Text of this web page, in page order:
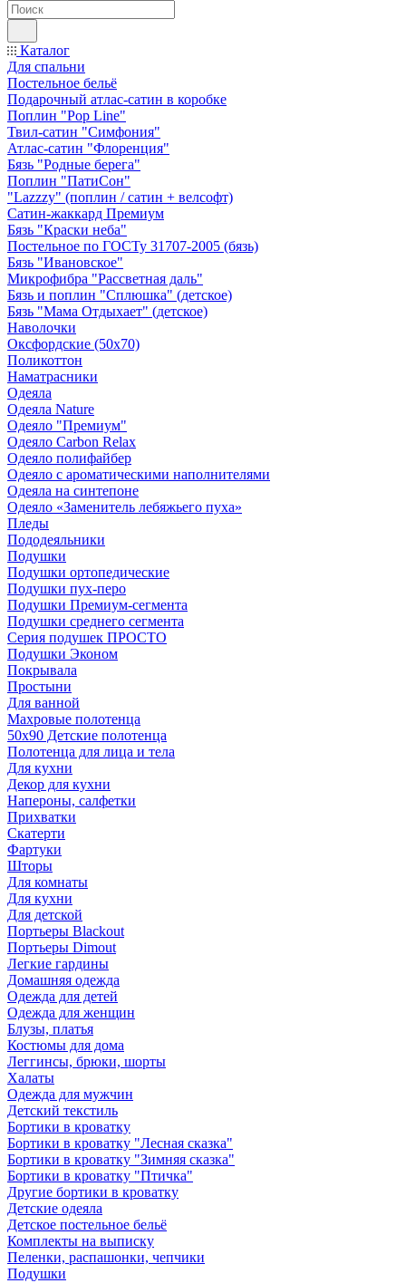
Каталог
Для спальни
Постельное бельё
Подарочный атлас-сатин в коробке
Поплин "Pop Line"
Твил-сатин "Симфония"
Атлас-сатин "Флоренция"
Бязь "Родные берега"
Поплин "ПатиСон"
"Lazzzy" (поплин / сатин + велсофт)
Сатин-жаккард Премиум
Бязь "Краски неба"
Постельное по ГОСТу 31707-2005 (бязь)
Бязь "Ивановское"
Микрофибра "Рассветная даль"
Бязь и поплин "Сплюшка" (детское)
Бязь "Мама Отдыхает" (детское)
Наволочки
Оксфордские (50х70)
Поликоттон
Наматрасники
Одеяла
Одеяла Nature
Одеяло "Премиум"
Одеяло Carbon Relax
Одеяло полифайбер
Одеяло с ароматическими наполнителями
Одеяла на синтепоне
Одеяло «Заменитель лебяжьего пуха»
Пледы
Пододеяльники
Подушки
Подушки ортопедические
Подушки пух-перо
Подушки Премиум-сегмента
Подушки среднего сегмента
Серия подушек ПРОСТО
Подушки Эконом
Покрывала
Простыни
Для ванной
Махровые полотенца
50х90 Детские полотенца
Полотенца для лица и тела
Для кухни
Декор для кухни
Напероны, салфетки
Прихватки
Скатерти
Фартуки
Шторы
Для комнаты
Для кухни
Для детской
Портьеры Blackout
Портьеры Dimout
Легкие гардины
Домашняя одежда
Одежда для детей
Одежда для женщин
Блузы, платья
Костюмы для дома
Леггинсы, брюки, шорты
Халаты
Одежда для мужчин
Детский текстиль
Бортики в кроватку
Бортики в кроватку "Лесная сказка"
Бортики в кроватку "Зимняя сказка"
Бортики в кроватку "Птичка"
Другие бортики в кроватку
Детские одеяла
Детское постельное бельё
Комплекты на выписку
Пеленки, распашонки, чепчики
Подушки